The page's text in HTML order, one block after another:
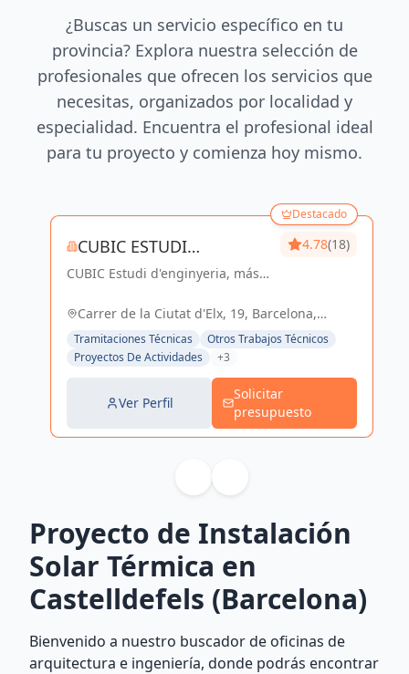
¿Buscas un servicio específico en tu
provincia? Explora nuestra selección de
profesionales que ofrecen los servicios que
necesitas, organizados por localidad y
especialidad. Encuentra el profesional ideal
para tu proyecto y comienza hoy mismo.
Destacado
CUBIC ESTUDI
D'ENGINYERIA S.L.
CUBIC Estudi d'enginyeria, más
de Arquitectura e Ingeniería con
4.78(18)
Carrer de la Ciutat d'Elx, 19, Barcelona,
España, España
Tramitaciones Técnicas
Otros Trabajos Técnicos
Proyectos De Actividades
+3
Ver Perfil
Solicitar
presupuesto
Proyecto de Instalación
Solar Térmica en
Castelldefels (Barcelona)
Bienvenido a nuestro buscador de oficinas de
arquitectura e ingeniería, donde podrás encontrar